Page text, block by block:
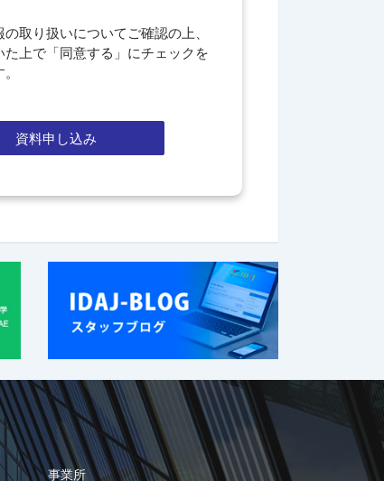
取り扱いについてご確認の上、
た上で「同意する」にチェックを
資料申し込み
事業所